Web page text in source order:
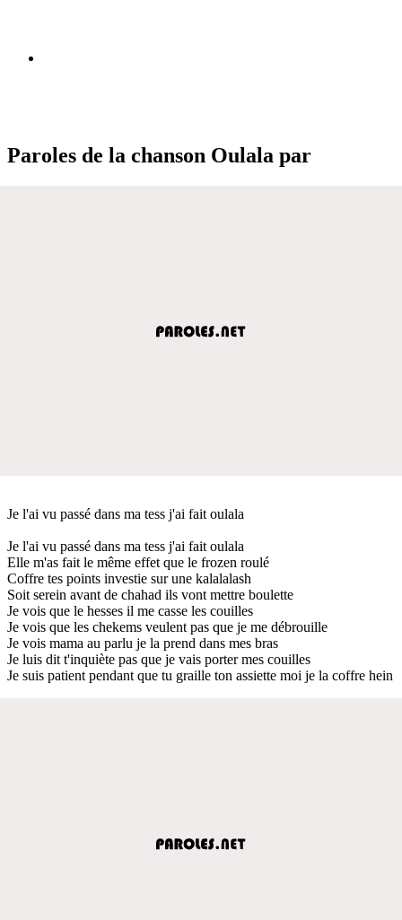
Paroles de la chanson Oulala par
Je l'ai vu passé dans ma tess j'ai fait oulala
Je l'ai vu passé dans ma tess j'ai fait oulala
Elle m'as fait le même effet que le frozen roulé
Coffre tes points investie sur une kalalalash
Soit serein avant de chahad ils vont mettre boulette
Je vois que le hesses il me casse les couilles
Je vois que les chekems veulent pas que je me débrouille
Je vois mama au parlu je la prend dans mes bras
Je luis dit t'inquiète pas que je vais porter mes couilles
Je suis patient pendant que tu graille ton assiette moi je la coffre hein